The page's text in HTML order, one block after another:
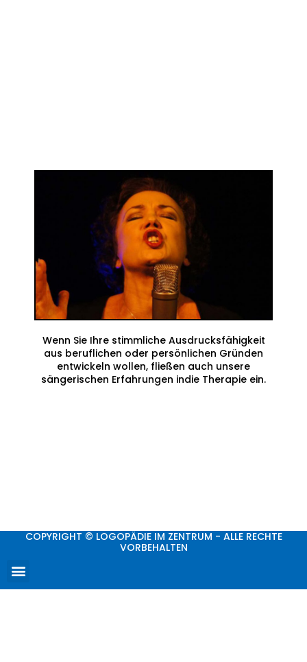
Wenn Sie Ihre stimmliche Ausdrucksfähigkeit
aus beruflichen oder persönlichen Gründen
entwickeln wollen, fließen auch unsere
sängerischen Erfahrungen indie Therapie ein.
COPYRIGHT © LOGOPÄDIE IM ZENTRUM - ALLE RECHTE
VORBEHALTEN